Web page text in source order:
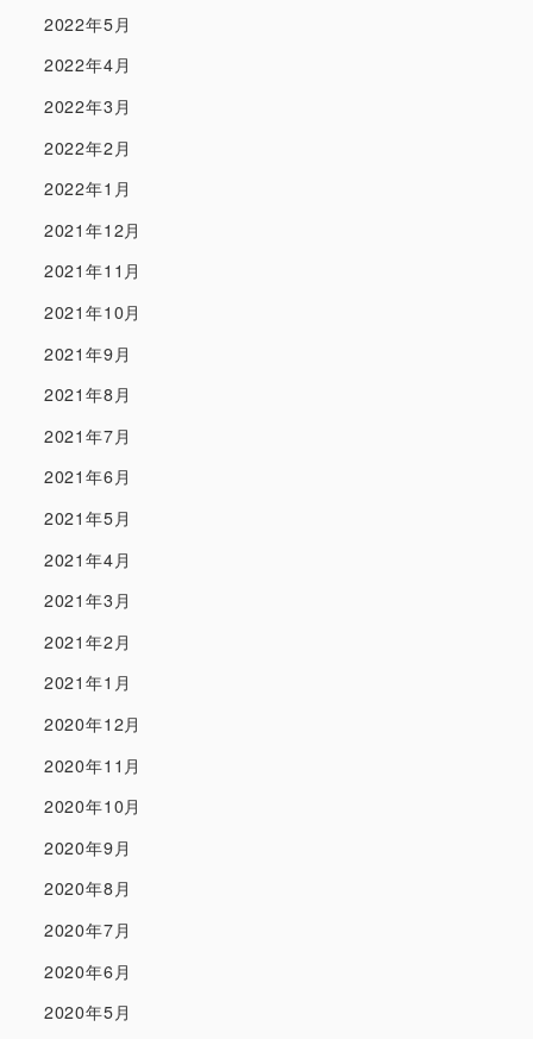
2022年5月
2022年4月
2022年3月
2022年2月
2022年1月
2021年12月
2021年11月
2021年10月
2021年9月
2021年8月
2021年7月
2021年6月
2021年5月
2021年4月
2021年3月
2021年2月
2021年1月
2020年12月
2020年11月
2020年10月
2020年9月
2020年8月
2020年7月
2020年6月
2020年5月